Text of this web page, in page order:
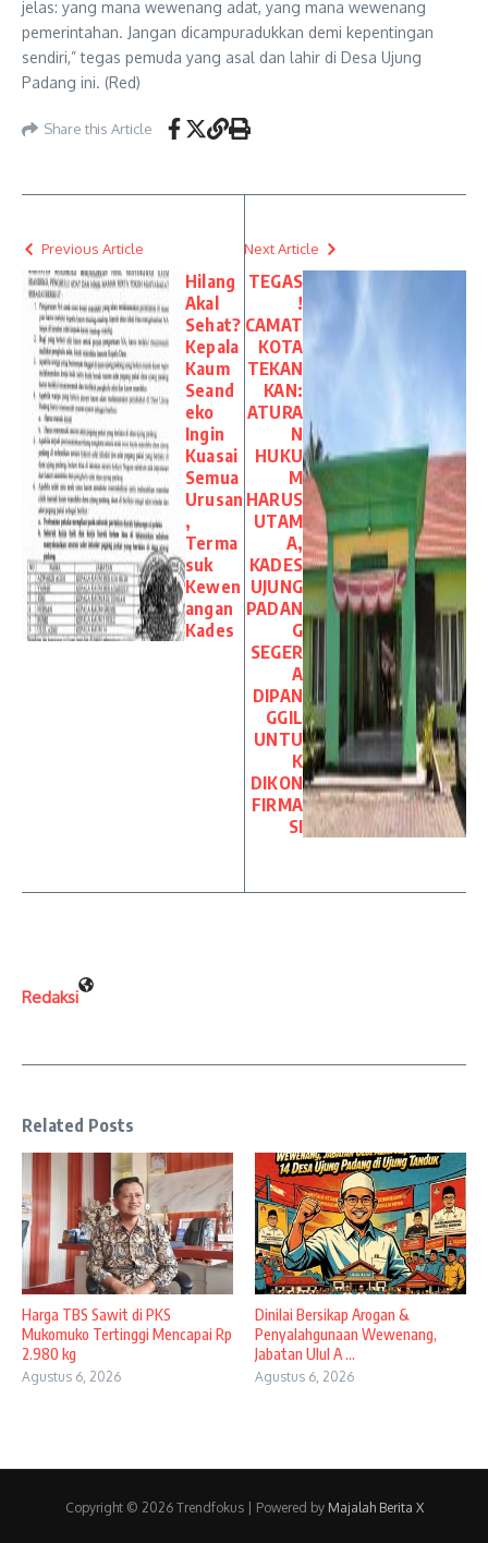
jelas: yang mana wewenang adat, yang mana wewenang
pemerintahan. Jangan dicampuradukkan demi kepentingan
sendiri,” tegas pemuda yang asal dan lahir di Desa Ujung
Padang ini. (Red)
Share this Article
Previous Article
Hilang
Akal
Sehat?
Kepala
Kaum
Seand
eko
Ingin
Kuasai
Semua
Urusan
,
Terma
suk
Kewen
angan
Kades
Next Article
TEGAS
!
CAMAT
KOTA
TEKAN
KAN:
ATURA
N
HUKU
M
HARUS
UTAM
A,
KADES
UJUNG
PADAN
G
SEGER
A
DIPAN
GGIL
UNTU
K
DIKON
FIRMA
SI
Redaksi
Related Posts
Harga TBS Sawit di PKS
Mukomuko Tertinggi Mencapai Rp
2.980 kg
Agustus 6, 2026
Dinilai Bersikap Arogan &
Penyalahgunaan Wewenang,
Jabatan Ulul A ...
Agustus 6, 2026
Copyright © 2026 Trendfokus | Powered by Majalah Berita X